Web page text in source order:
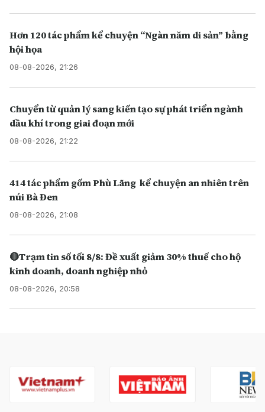
Hơn 120 tác phẩm kể chuyện “Ngàn năm di sản” bằng
hội họa
08-08-2026, 21:26
Chuyển từ quản lý sang kiến tạo sự phát triển ngành
dầu khí trong giai đoạn mới
08-08-2026, 21:22
414 tác phẩm gốm Phù Lãng kể chuyện an nhiên trên
núi Bà Đen
08-08-2026, 21:08
🔴Trạm tin số tối 8/8: Đề xuất giảm 30% thuế cho hộ
kinh doanh, doanh nghiệp nhỏ
08-08-2026, 20:58